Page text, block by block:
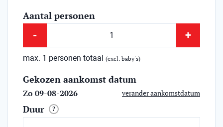
Aantal personen
- +
max. 1 personen totaal (excl. baby's)
Gekozen aankomst datum
Zo 09-08-2026 verander aankomstdatum
Duur ?